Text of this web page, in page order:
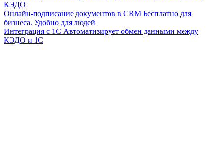
КЭДО
Онлайн-подписание документов в CRM Бесплатно для
бизнеса. Удобно для людей
Интеграция с 1С Автоматизирует обмен данными между
КЭДО и 1С